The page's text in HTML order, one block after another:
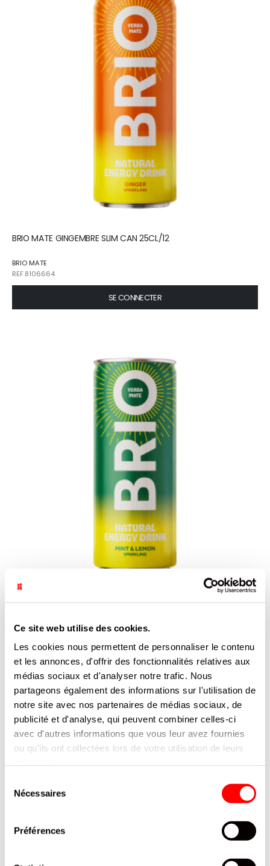
Ce site web utilise des cookies.
Les cookies nous permettent de personnaliser le contenu
et les annonces, d'offrir des fonctionnalités relatives aux
médias sociaux et d'analyser notre trafic. Nous
partageons également des informations sur l'utilisation de
notre site avec nos partenaires de médias sociaux, de
publicité et d'analyse, qui peuvent combiner celles-ci
avec d'autres informations que vous leur avez fournies
ou qu'ils ont collectées lors de votre utilisation de leurs
Nécessaires
Préférences
BRIO MATE GINGEMBRE SLIM CAN 25CL/12
BRIO MATE
REF.8106664
SE CONNECTER
BRIO MATE MENTH CITR SLIM CAN 25CL/12
BRIO MATE
SE CONNECTER